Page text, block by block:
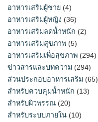
อาหารเสริมผู้ชาย (4)
อาหารเสริมผู้หญิง (36)
อาหารเสริมลดน้ำหนัก (2)
อาหารเสริมสุขภาพ (5)
อาหารเสริมเพื่อสุขภาพ (294)
ข่าวสารและบทความ (294)
ส่วนประกอบอาหารเสริม (65)
สำหรับควบคุมน้ำหนัก (13)
สำหรับผิวพรรณ (20)
สำหรับระบบภายใน (10)